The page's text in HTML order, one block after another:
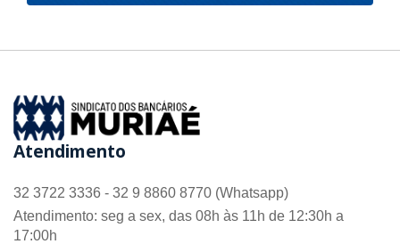
Atendimento
32 3722 3336 - 32 9 8860 8770 (Whatsapp)
Atendimento: seg a sex, das 08h às 11h de 12:30h a
17:00h